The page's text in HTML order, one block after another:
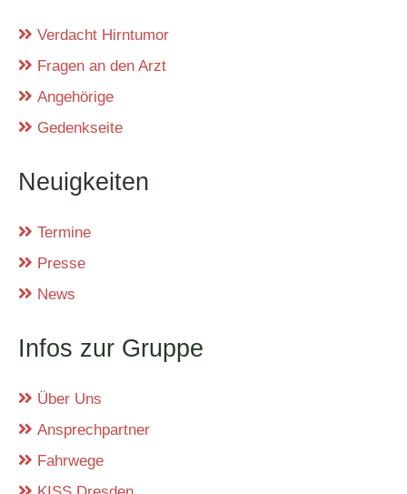
Verdacht Hirntumor
Fragen an den Arzt
Angehörige
Gedenkseite
Neuigkeiten
Termine
Presse
News
Infos zur Gruppe
Über Uns
Ansprechpartner
Fahrwege